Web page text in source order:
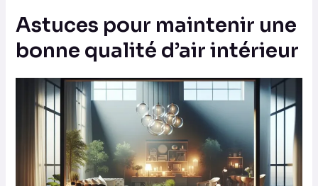
Astuces pour maintenir une
bonne qualité d’air intérieur